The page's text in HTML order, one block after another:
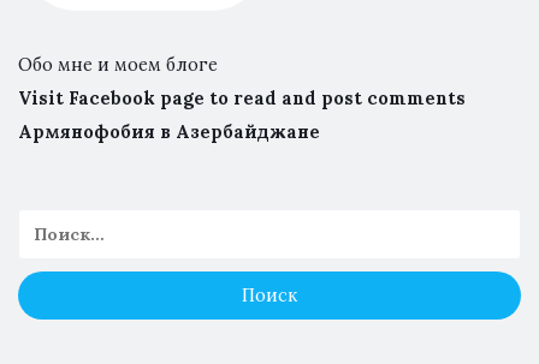
Обо мне и моем блоге
Visit Facebook page to read and post comments
Армянофобия в Азербайджане